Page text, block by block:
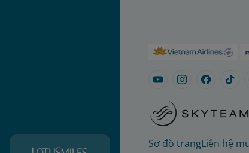
Sơ đồ trangLiên hệ